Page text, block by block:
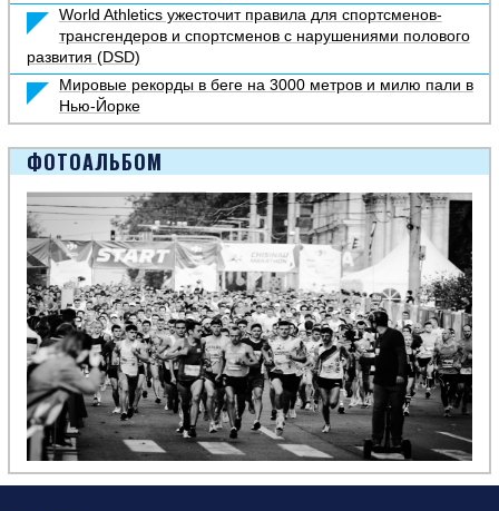
World Athletics ужесточит правила для спортсменов-
трансгендеров и спортсменов с нарушениями полового
развития (DSD)
Мировые рекорды в беге на 3000 метров и милю пали в
Нью-Йорке
ФОТОАЛЬБОМ